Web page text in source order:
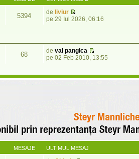
5394 de liviur
pe 29 Iul 2026, 06:16
68 de val pangica
pe 02 Feb 2010, 13:55
MESAJE ULTIMUL MESAJ